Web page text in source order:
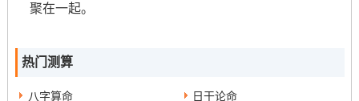
聚在一起。
热门测算
八字算命 日干论命